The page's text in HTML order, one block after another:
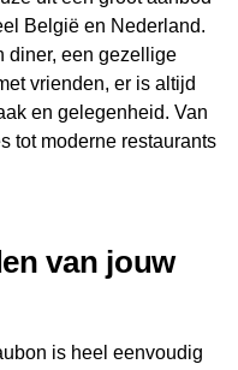
België en Nederland.
diner, een gezellige
vrienden, er is altijd
en gelegenheid. Van
tot moderne restaurants
ieder wat wils.
Gent of Brugge.
er wordt genoten
Diner Cadeaubon
belevenis.
van jouw
is heel eenvoudig